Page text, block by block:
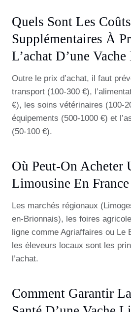
Quels Sont Les Coûts
Supplémentaires À
L’achat D’une
Outre le prix d’achat, il faut
transport (100-300 €),
€), les soins vétérinaires (100-
équipements (500-1000 €) et
(50-100 €).
Où Peut-On Acheter
Limousine En France
Les marchés régionaux
en-Brionnais), les foires
ligne comme Agriaffaires ou Le
les éleveurs locaux sont les
l’achat.
Comment Garantir